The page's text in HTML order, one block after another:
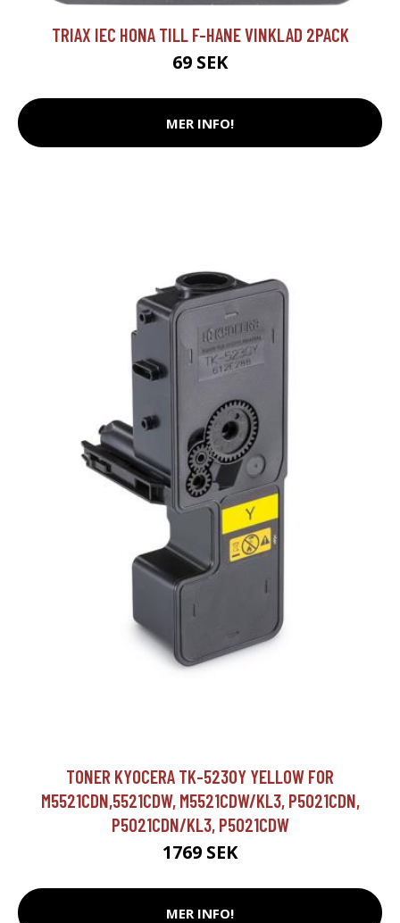
TRIAX IEC HONA TILL F-HANE VINKLAD 2PACK
69 SEK
MER INFO!
TONER KYOCERA TK-5230Y YELLOW FOR
M5521CDN,5521CDW, M5521CDW/KL3, P5021CDN,
P5021CDN/KL3, P5021CDW
1769 SEK
MER INFO!